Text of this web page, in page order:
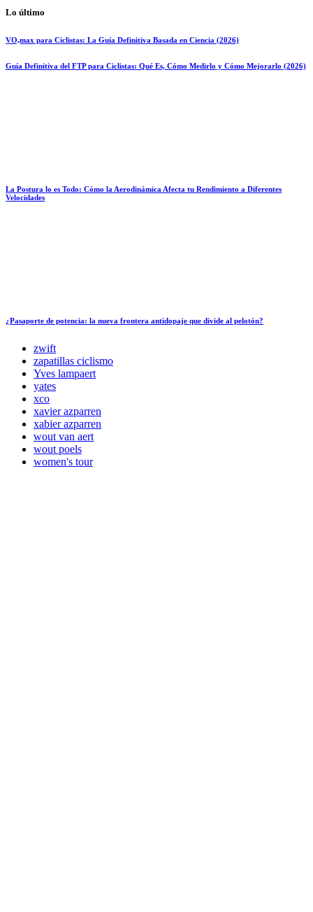
Lo último
VO₂max para Ciclistas: La Guía Definitiva Basada en Ciencia (2026)
Guía Definitiva del FTP para Ciclistas: Qué Es, Cómo Medirlo y Cómo Mejorarlo (2026)
La Postura lo es Todo: Cómo la Aerodinámica Afecta tu Rendimiento a Diferentes
Velocidades
¿Pasaporte de potencia: la nueva frontera antidopaje que divide al pelotón?
zwift
zapatillas ciclismo
Yves lampaert
yates
xco
xavier azparren
xabier azparren
wout van aert
wout poels
women's tour